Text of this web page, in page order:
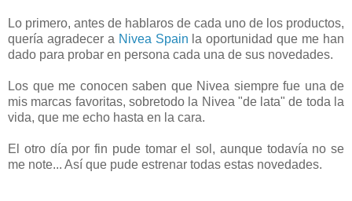
Lo primero, antes de hablaros de cada uno de los productos,
quería agradecer a Nivea Spain la oportunidad que me han
dado para probar en persona cada una de sus novedades.
Los que me conocen saben que Nivea siempre fue una de
mis marcas favoritas, sobretodo la Nivea "de lata" de toda la
vida, que me echo hasta en la cara.
El otro día por fin pude tomar el sol, aunque todavía no se
me note... Así que pude estrenar todas estas novedades.